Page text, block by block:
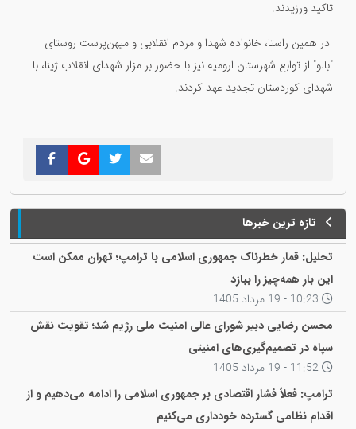
تاکید ورزیدند.
در همین راستا، خانواده شهدا و مردم انقلابی و میهن‌پرست روستای
"بالو" از توابع شهرستان ارومیه نیز با حضور بر مزار شهدای انقلاب ژینا، با
شهدای کوردستان تجدید عهد کردند.
تازه ترین خبرها
تحلیل: قمار خطرناک جمهوری اسلامی با ترامپ؛ تهران ممکن است
این بار همه‌چیز را ببازد
محسن رضایی دبیر شورای عالی امنیت ملی رژیم شد؛ تقویت نقش
سپاه در تصمیم‌گیری‌های امنیتی
ترامپ: فعلاً فشار اقتصادی بر جمهوری اسلامی را ادامه می‌دهیم و از
اقدام نظامی گسترده خودداری می‌کنیم